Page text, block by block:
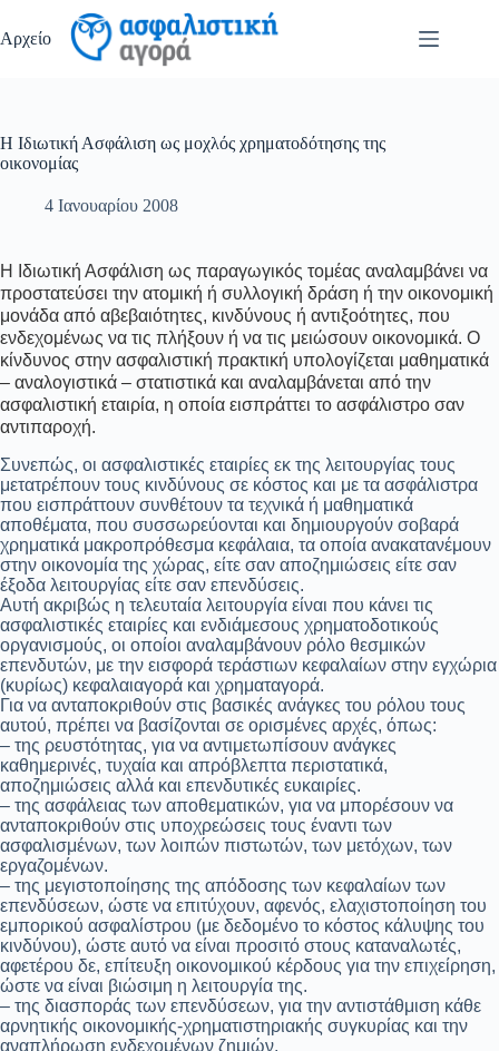
στο
περιεχόμενο
Αρχείο
Η Ιδιωτική Ασφάλιση ως μοχλός χρηματοδότησης της
οικονομίας
4 Ιανουαρίου 2008
H Ιδιωτική Ασφάλιση ως παραγωγικός τομέας αναλαμβάνει να
προστατεύσει την ατομική ή συλλογική δράση ή την οικονομική
μονάδα από αβεβαιότητες, κινδύνους ή αντιξοότητες, που
ενδεχομένως να τις πλήξουν ή να τις μειώσουν οικονομικά. Ο
κίνδυνος στην ασφαλιστική πρακτική υπολογίζεται μαθηματικά
– αναλογιστικά – στατιστικά και αναλαμβάνεται από την
ασφαλιστική εταιρία, η οποία εισπράττει το ασφάλιστρο σαν
αντιπαροχή.
Συνεπώς, οι ασφαλιστικές εταιρίες εκ της λειτουργίας τους
μετατρέπουν τους κινδύνους σε κόστος και με τα ασφάλιστρα
που εισπράττουν συνθέτουν τα τεχνικά ή μαθηματικά
αποθέματα, που συσσωρεύονται και δημιουργούν σοβαρά
χρηματικά μακροπρόθεσμα κεφάλαια, τα οποία ανακατανέμουν
στην οικονομία της χώρας, είτε σαν αποζημιώσεις είτε σαν
έξοδα λειτουργίας είτε σαν επενδύσεις.
Αυτή ακριβώς η τελευταία λειτουργία είναι που κάνει τις
ασφαλιστικές εταιρίες και ενδιάμεσους χρηματοδοτικούς
οργανισμούς, οι οποίοι αναλαμβάνουν ρόλο θεσμικών
επενδυτών, με την εισφορά τεράστιων κεφαλαίων στην εγχώρια
(κυρίως) κεφαλαιαγορά και χρηματαγορά.
Για να ανταποκριθούν στις βασικές ανάγκες του ρόλου τους
αυτού, πρέπει να βασίζονται σε ορισμένες αρχές, όπως:
– της ρευστότητας, για να αντιμετωπίσουν ανάγκες
καθημερινές, τυχαία και απρόβλεπτα περιστατικά,
αποζημιώσεις αλλά και επενδυτικές ευκαιρίες.
– της ασφάλειας των αποθεματικών, για να μπορέσουν να
ανταποκριθούν στις υποχρεώσεις τους έναντι των
ασφαλισμένων, των λοιπών πιστωτών, των μετόχων, των
εργαζομένων.
– της μεγιστοποίησης της απόδοσης των κεφαλαίων των
επενδύσεων, ώστε να επιτύχουν, αφενός, ελαχιστοποίηση του
εμπορικού ασφαλίστρου (με δεδομένο το κόστος κάλυψης του
κινδύνου), ώστε αυτό να είναι προσιτό στους καταναλωτές,
αφετέρου δε, επίτευξη οικονομικού κέρδους για την επιχείρηση,
ώστε να είναι βιώσιμη η λειτουργία της.
– της διασποράς των επενδύσεων, για την αντιστάθμιση κάθε
αρνητικής οικονομικής-χρηματιστηριακής συγκυρίας και την
αναπλήρωση ενδεχομένων ζημιών.